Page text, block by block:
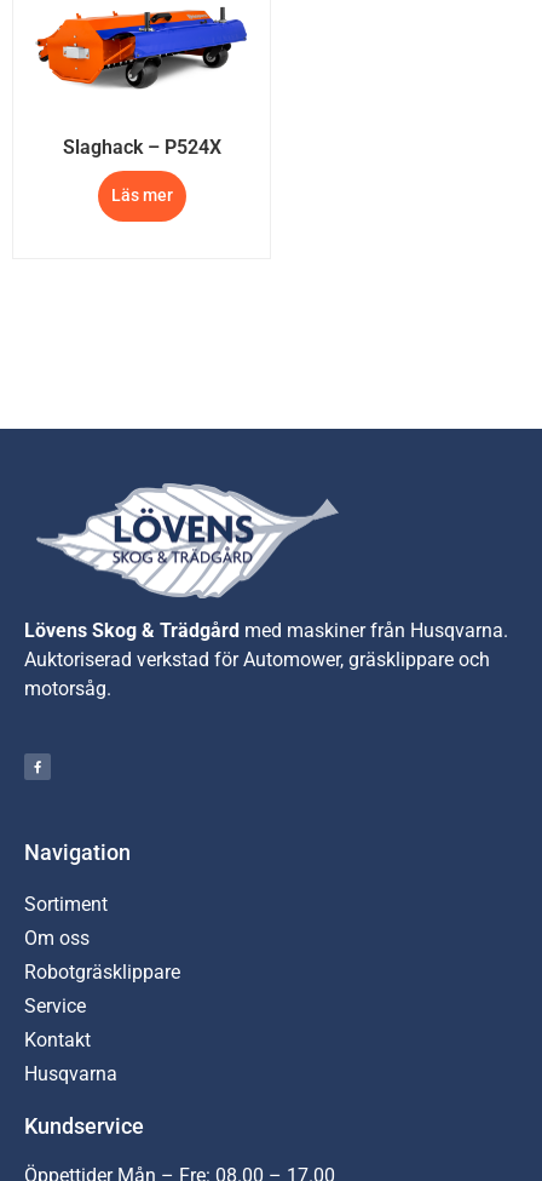
Slaghack – P524X
Läs mer
Lövens Skog & Trädgård med maskiner från Husqvarna.
Auktoriserad verkstad för Automower, gräsklippare och
motorsåg.
Navigation
Sortiment
Om oss
Robotgräsklippare
Service
Kontakt
Husqvarna
Kundservice
Öppettider Mån – Fre: 08.00 – 17.00